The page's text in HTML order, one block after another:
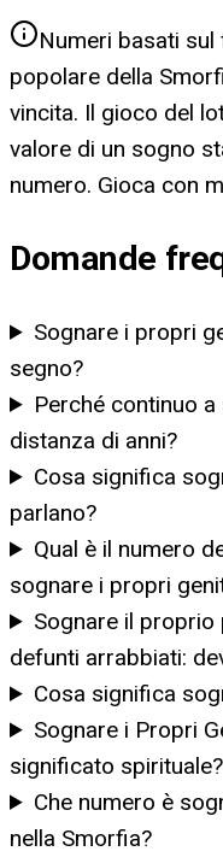
Numeri basati
popolare della
vincita. Il gioco del
valore di un sogno
numero. Gioca con
Domande
Sognare i propri
segno?
Perché continuo
distanza di anni?
Cosa significa
parlano?
Qual è il numero
sognare i propri
Sognare il
defunti arrabbiati:
Cosa significa
Sognare i Propri
significato spirituale?
Che numero è
nella Smorfia?